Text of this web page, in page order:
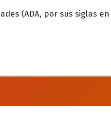
(ADA, por sus siglas